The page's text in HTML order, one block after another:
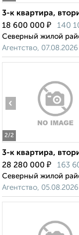
3-к квартира,
18 600 000 ₽ 140
Северный жилой
Агентство, 07.08.2026
2/2
‹
3-к квартира,
28 280 000 ₽ 163
Северный жилой
Агентство, 05.08.2026